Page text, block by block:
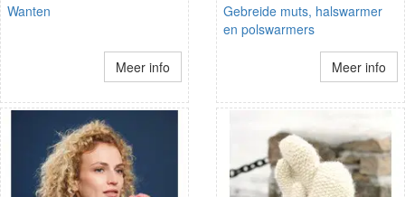
Wanten
Meer info
Gebreide muts, halswarmer
en polswarmers
Meer info